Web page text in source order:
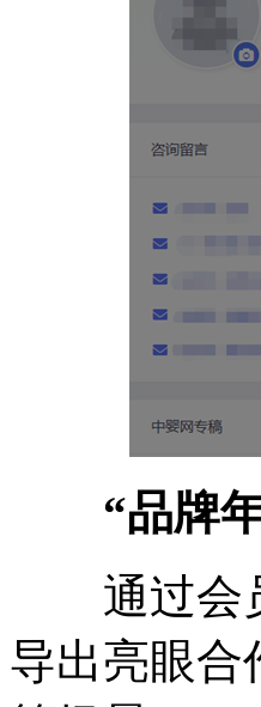
“品牌
通过会员
导出亮眼合